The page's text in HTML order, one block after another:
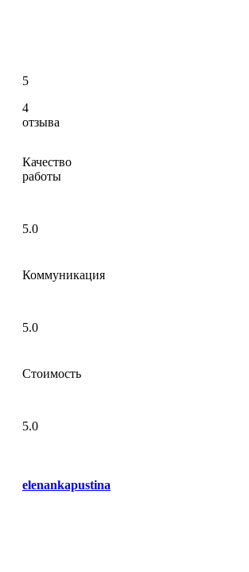
5
4
отзыва
Качество
работы
5.0
Коммуникация
5.0
Стоимость
5.0
elenankapustina